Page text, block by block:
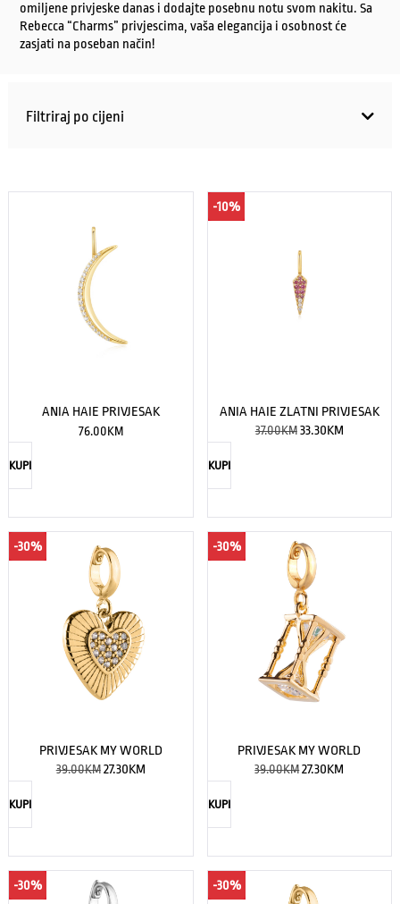
omiljene privjeske danas i dodajte posebnu notu svom nakitu. Sa
Rebecca “Charms” privjescima, vaša elegancija i osobnost će
zasjati na poseban način!
Filtriraj po cijeni
ANIA HAIE PRIVJESAK
76.00KM
KUPI
-10%
ANIA HAIE ZLATNI PRIVJESAK
37.00KM 33.30KM
KUPI
-30%
PRIVJESAK MY WORLD
39.00KM 27.30KM
KUPI
-30%
PRIVJESAK MY WORLD
39.00KM27.30KM
KUPI
-30% -30%